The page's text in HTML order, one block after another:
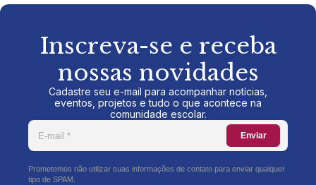
Inscreva-se e receba
nossas novidades
Cadastre seu e-mail para acompanhar notícias,
eventos, projetos e tudo o que acontece na
comunidade escolar.
Enviar
Prometemos não utilizar suas informações de contato para enviar qualquer
tipo de SPAM.